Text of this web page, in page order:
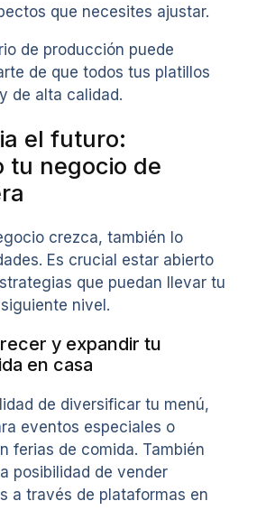
que necesites ajustar.
de producción puede
de que todos tus platillos
de alta calidad.
el futuro:
tu negocio de
crezca, también lo
Es crucial estar abierto
que puedan llevar tu
nivel.
y expandir tu
en casa
de diversificar tu menú,
eventos especiales o
ferias de comida. También
posibilidad de vender
a través de plataformas en